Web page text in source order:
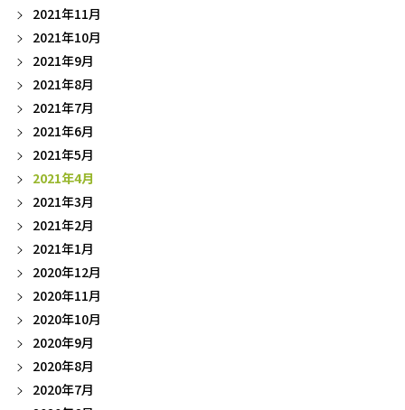
2021年11月
2021年10月
2021年9月
2021年8月
2021年7月
2021年6月
2021年5月
2021年4月
2021年3月
2021年2月
2021年1月
2020年12月
2020年11月
2020年10月
2020年9月
2020年8月
2020年7月